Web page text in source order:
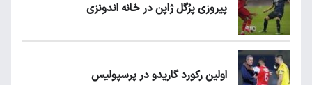
پیروزی پرُگل ژاپن در خانه اندونزی
اولین رکورد گاریدو در پرسپولیس